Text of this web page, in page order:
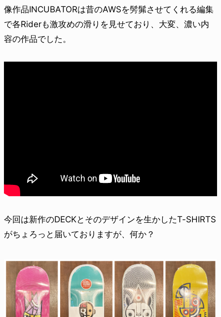
像作品INCUBATORは昔のAWSを髣髴させてくれる編集
で各Riderも激攻めの滑りを見せており、大変、濃い内
容の作品でした。
今回は新作のDECKとそのデザインを生かしたT-SHIRTS
がちょろっと届いておりますが、何か？